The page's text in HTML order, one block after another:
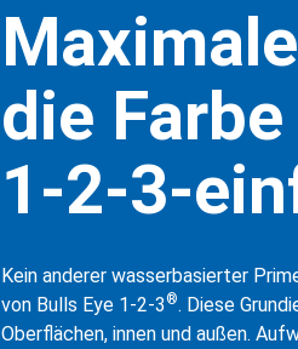
die
1-2-3-
Kein anderer wasserbasierter
von Bulls Eye 1-2-3 ®. Diese
Oberflächen, innen und außen.